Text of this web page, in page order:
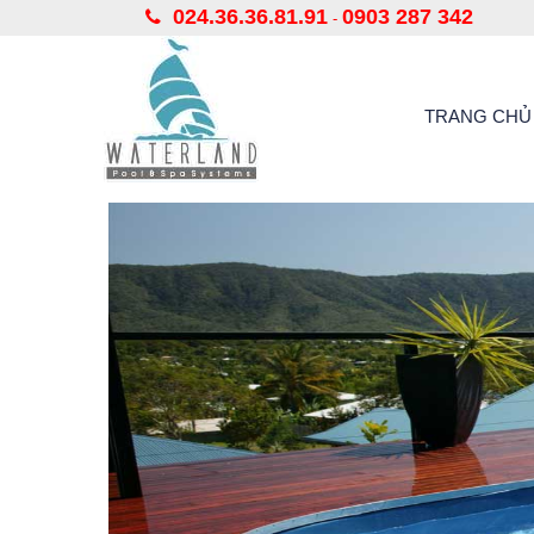
024.36.36.81.91 - 0903 287 342
TRANG CHỦ